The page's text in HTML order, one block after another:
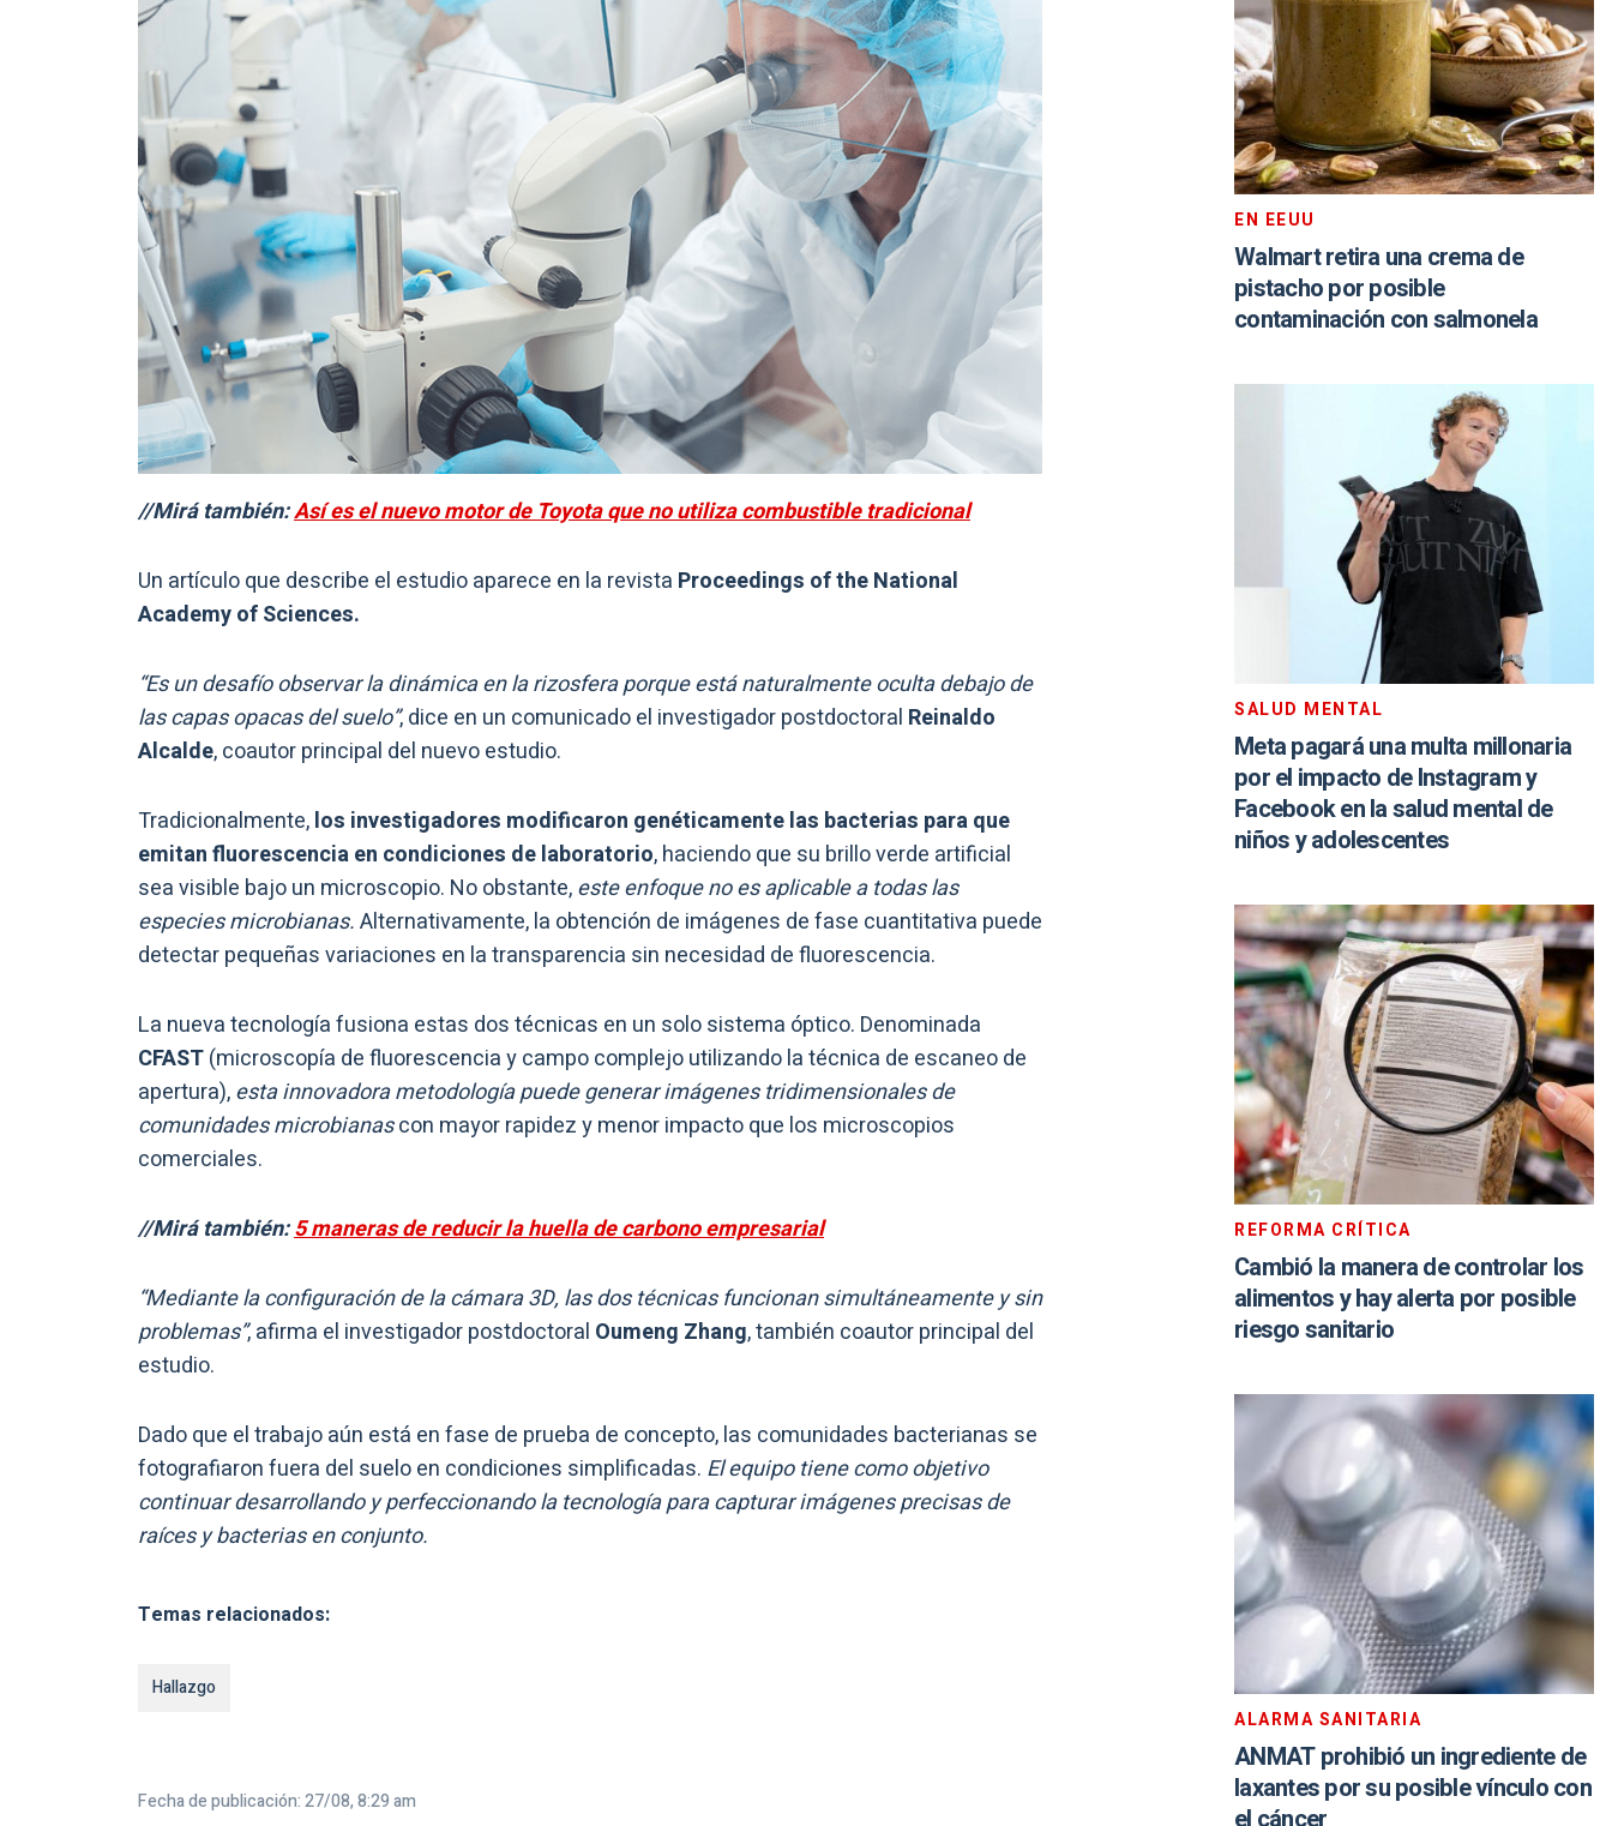
//Mirá también:Así es el nuevo motor de Toyota que no utiliza combustible tradicional
Un artículo que describe el estudio aparece en la revista Proceedings of the National
Academy of Sciences.
“Es un desafío observar la dinámica en la rizosfera porque está naturalmente oculta debajo de
las capas opacas del suelo”, dice en un comunicado el investigador postdoctoral Reinaldo
Alcalde, coautor principal del nuevo estudio.
Tradicionalmente,los investigadores modificaron genéticamente las bacterias para que
emitan fluorescencia en condiciones de laboratorio, haciendo que su brillo verde artificial
sea visible bajo un microscopio. No obstante,este enfoque no es aplicable a todas las
especies microbianas.Alternativamente, la obtención de imágenes de fase cuantitativa puede
detectar pequeñas variaciones en la transparencia sin necesidad de fluorescencia.
La nueva tecnología fusiona estas dos técnicas en un solo sistema óptico. Denominada
CFAST(microscopía de fluorescencia y campo complejo utilizando la técnica de escaneo de
apertura),esta innovadora metodología puede generar imágenes tridimensionales de
comunidades microbianascon mayor rapidez y menor impacto que los microscopios
comerciales.
//Mirá también:5 maneras de reducir la huella de carbono empresarial
“Mediante la configuración de la cámara 3D, las dos técnicas funcionan simultáneamente y sin
problemas”, afirma el investigador postdoctoral Oumeng Zhang, también coautor principal del
estudio.
Dado que el trabajo aún está en fase de prueba de concepto, las comunidades bacterianas se
fotografiaron fuera del suelo en condiciones simplificadas. El equipo tiene como objetivo
continuar desarrollando y perfeccionando la tecnología para capturar imágenes precisas de
raíces y bacterias en conjunto.
Temas relacionados:
Hallazgo
Fecha de publicación: 27/08, 8:29 am
EN EEUU
Walmart retira una crema de
pistacho por posible
contaminación con salmonela
SALUD MENTAL
Meta pagará una multa millonaria
por el impacto de Instagram y
Facebook en la salud mental de
niños y adolescentes
REFORMA CRÍTICA
Cambió la manera de controlar los
alimentos y hay alerta por posible
riesgo sanitario
ALARMA SANITARIA
ANMAT prohibió un ingrediente de
laxantes por su posible vínculo con